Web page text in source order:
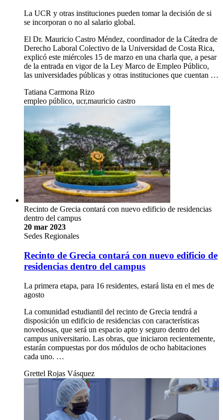
La UCR y otras instituciones pueden tomar la decisión de si
se incorporan o no al salario global.
El Dr. Mauricio Castro Méndez, coordinador de la Cátedra de
Derecho Laboral Colectivo de la Universidad de Costa Rica,
explicó este miércoles 15 de marzo en una charla que, a pesar
de la entrada en vigor de la Ley Marco de Empleo Público,
las universidades públicas y otras instituciones que cuentan …
Tatiana Carmona Rizo
empleo público, ucr,mauricio castro
Recinto de Grecia contará con nuevo edificio de residencias
dentro del campus
20 mar 2023
Sedes Regionales
Recinto de Grecia contará con nuevo edificio de
residencias dentro del campus
La primera etapa, para 16 residentes, estará lista en el mes de
agosto
La comunidad estudiantil del recinto de Grecia tendrá a
disposición un edificio de residencias con características
novedosas, que será un espacio apto y seguro dentro del
campus universitario. Las obras, que iniciaron recientemente,
estarán compuestas por dos módulos de ocho habitaciones
cada uno. …
Grettel Rojas Vásquez